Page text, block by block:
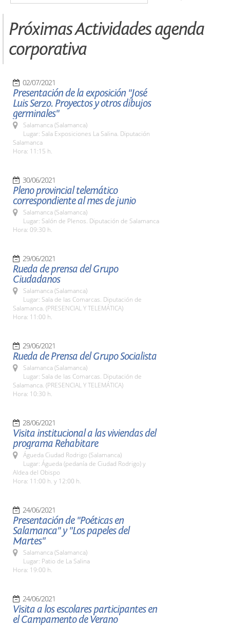
Próximas Actividades agenda
corporativa
02/07/2021
Presentación de la exposición "José
Luis Serzo. Proyectos y otros dibujos
germinales"
Salamanca (Salamanca)
Lugar: Sala Exposiciones La Salina. Diputación
Salamanca
Hora: 11:15 h.
30/06/2021
Pleno provincial telemático
correspondiente al mes de junio
Salamanca (Salamanca)
Lugar: Salón de Plenos. Diputación de Salamanca
Hora: 09:30 h.
29/06/2021
Rueda de prensa del Grupo
Ciudadanos
Salamanca (Salamanca)
Lugar: Sala de las Comarcas. Diputación de
Salamanca. (PRESENCIAL Y TELEMÁTICA)
Hora: 11:00 h.
29/06/2021
Rueda de Prensa del Grupo Socialista
Salamanca (Salamanca)
Lugar: Sala de las Comarcas. Diputación de
Salamanca. (PRESENCIAL Y TELEMÁTICA)
Hora: 10:30 h.
28/06/2021
Visita institucional a las viviendas del
programa Rehabitare
Águeda Ciudad Rodrigo (Salamanca)
Lugar: Águeda (pedanía de Ciudad Rodrigo) y
Aldea del Obispo
Hora: 11:00 h. y 12:00 h.
24/06/2021
Presentación de "Poéticas en
Salamanca" y "Los papeles del
Martes"
Salamanca (Salamanca)
Lugar: Patio de La Salina
Hora: 19:00 h.
24/06/2021
Visita a los escolares participantes en
el Campamento de Verano